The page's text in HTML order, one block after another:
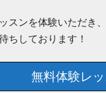
スンを体験いただき
ちしております！
無料体験レ